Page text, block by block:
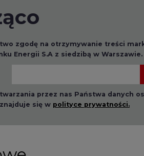
zgodę na otrzymywanie treści
Energii S.A z siedzibą w Warszawie.
przez nas Państwa danych
się w polityce prywatności.